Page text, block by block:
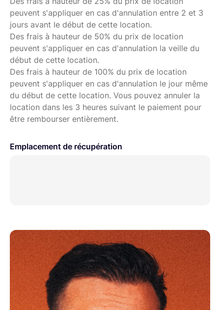
peuvent s'appliquer en cas d'annulation entre 2 et 3
jours avant le début de cette location.
Des frais à hauteur de 50% du prix de location
peuvent s'appliquer en cas d'annulation la veille du
début de cette location.
Des frais à hauteur de 100% du prix de location
peuvent s'appliquer en cas d'annulation le jour même
du début de cette location. Vous pouvez annuler la
location dans les 3 heures suivant le paiement pour
être rembourser entièrement.
Emplacement de récupération